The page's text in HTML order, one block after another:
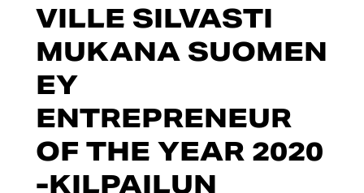
VILLE SILVASTI
MUKANA SUOMEN
EY
ENTREPRENEUR
OF THE YEAR 2020
-KILPAILUN